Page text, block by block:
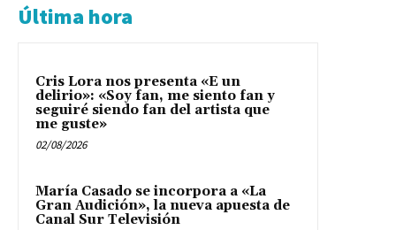
Última hora
Cris Lora nos presenta «E un
delirio»: «Soy fan, me siento fan y
seguiré siendo fan del artista que
me guste»
02/08/2026
María Casado se incorpora a «La
Gran Audición», la nueva apuesta de
Canal Sur Televisión